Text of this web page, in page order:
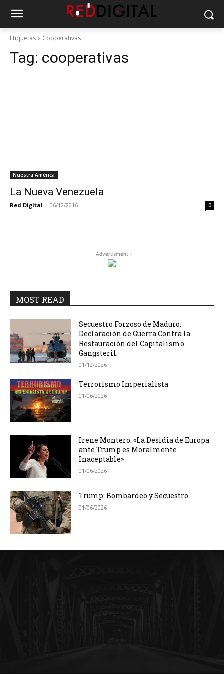
Etiquetas Cooperativas
Tag: cooperativas
Nuestra América
La Nueva Venezuela
Red Digital - 06/12/2016 0
- Advertisment -
MOST READ
Secuestro Forzoso de Maduro:
Declaración de Guerra Contra la
Restauración del Capitalismo
Gangsteril.
01/12/2026
Terrorismo Imperialista
01/06/2026
Irene Montero: «La Desidia de Europa
ante Trump es Moralmente
Inaceptable»
01/06/2026
Trump: Bombardeo y Secuestro
01/06/2026